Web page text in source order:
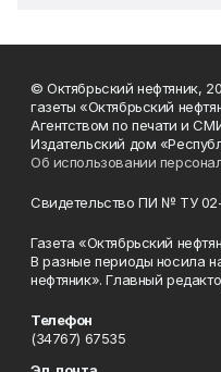
© Октябрьский нефтяник,
газеты «Октябрьский
Агентством по печати и
Издательский дом
Об использовании
Свидетельство ПИ № ТУ 02-
Газета «Октябрьский
В разные периоды носила
нефтяник». Главный
Телефон
(34767) 67535